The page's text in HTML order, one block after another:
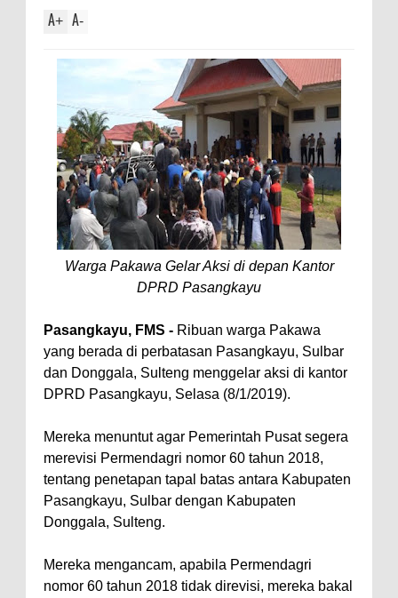
A+ A-
Warga Pakawa Gelar Aksi di depan Kantor
DPRD Pasangkayu
Pasangkayu, FMS - Ribuan warga Pakawa
yang berada di perbatasan Pasangkayu, Sulbar
dan Donggala, Sulteng menggelar aksi di kantor
DPRD Pasangkayu, Selasa (8/1/2019).
Mereka menuntut agar Pemerintah Pusat segera
merevisi Permendagri nomor 60 tahun 2018,
tentang penetapan tapal batas antara Kabupaten
Pasangkayu, Sulbar dengan Kabupaten
Donggala, Sulteng.
Mereka mengancam, apabila Permendagri
nomor 60 tahun 2018 tidak direvisi, mereka bakal